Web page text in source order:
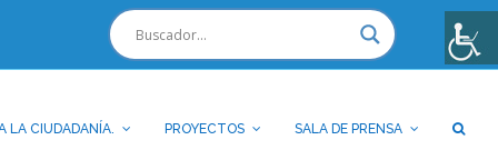
LA CIUDADANÍA. PROYECTOS SALA DE PRENSA